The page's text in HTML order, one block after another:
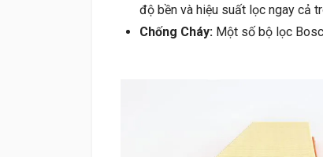
độ bền và hiệu suất lọc ngay cả
Chống Cháy: Một số bộ lọc